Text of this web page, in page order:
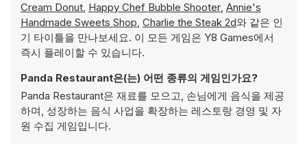
Cream Donut, Happy Chef Bubble Shooter, Annie's
Handmade Sweets Shop, Charlie the Steak 2d와 같은 인
기 타이틀을 만나보세요. 이 모든 게임은 Y8 Games에서
즉시 플레이할 수 있습니다.
Panda Restaurant은(는) 어떤 종류의 게임인가요?
Panda Restaurant은 재료를 모으고, 손님에게 음식을 제공
하며, 성장하는 음식 사업을 확장하는 레스토랑 경영 및 자
원 수집 게임입니다.